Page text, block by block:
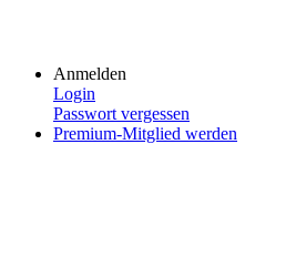
Anmelden
Login
Passwort vergessen
Premium-Mitglied werden